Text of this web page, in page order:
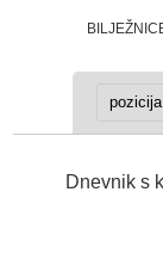
Dnevnik s